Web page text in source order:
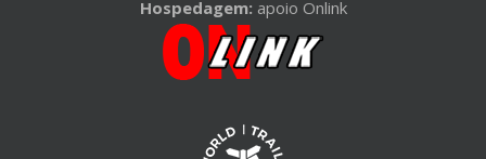
Hospedagem: apoio Onlink